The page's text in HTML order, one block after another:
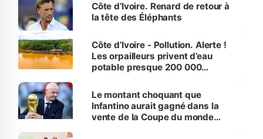
Côte d’Ivoire. Renard de retour à
la tête des Éléphants
Côte d’Ivoire - Pollution. Alerte !
Les orpailleurs privent d’eau
potable presque 200 000
Le montant choquant que
Infantino aurait gagné dans la
vente de la Coupe du monde